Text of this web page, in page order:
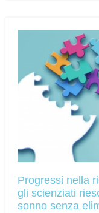
Progressi nella
gli scienziati
sonno senza